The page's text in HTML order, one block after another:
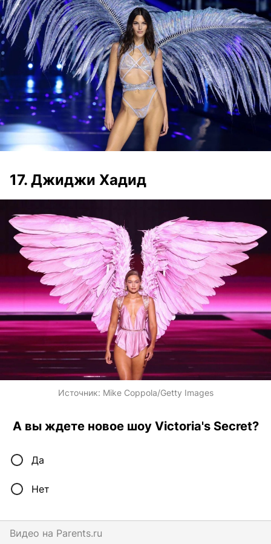
17. Джиджи Хадид
Источник: Mike Coppola/Getty Images
А вы ждете новое шоу Victoria's Secret?
Да
Нет
Видео на parents.ru